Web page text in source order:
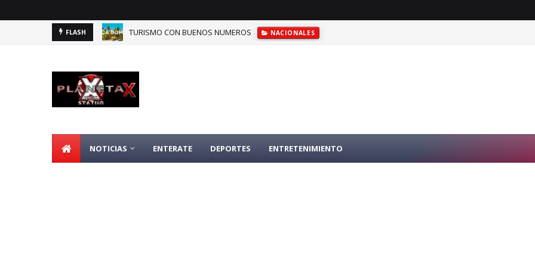
FLASH TURISMO CON BUENOS NUMEROS NACIONALES
NOTICIAS ENTERATE DEPORTES ENTRETENIMIENTO